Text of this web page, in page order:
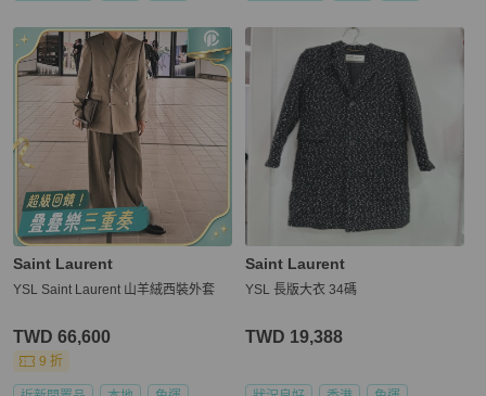
Saint Laurent
YSL Saint Laurent 山羊絨西裝外套
TWD 66,600
9 折
Saint Laurent
YSL 長版大衣 34碼
TWD 19,388